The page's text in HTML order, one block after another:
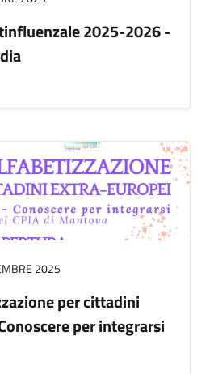
2025-2026 -
2025
per cittadini
per integrarsi